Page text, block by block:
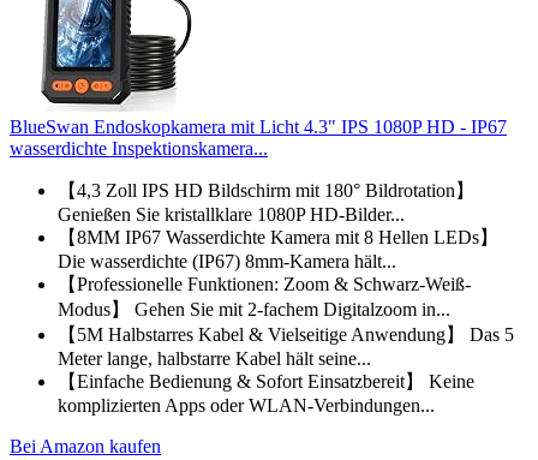
BlueSwan Endoskopkamera mit Licht 4.3" IPS 1080P HD - IP67
wasserdichte Inspektionskamera...
【4,3 Zoll IPS HD Bildschirm mit 180° Bildrotation】
Genießen Sie kristallklare 1080P HD-Bilder...
【8MM IP67 Wasserdichte Kamera mit 8 Hellen LEDs】
Die wasserdichte (IP67) 8mm-Kamera hält...
【Professionelle Funktionen: Zoom & Schwarz-Weiß-
Modus】 Gehen Sie mit 2-fachem Digitalzoom in...
【5M Halbstarres Kabel & Vielseitige Anwendung】 Das 5
Meter lange, halbstarre Kabel hält seine...
【Einfache Bedienung & Sofort Einsatzbereit】 Keine
komplizierten Apps oder WLAN-Verbindungen...
Bei Amazon kaufen